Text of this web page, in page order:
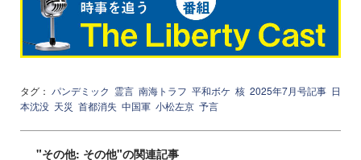
タグ： パンデミック 霊言 南海トラフ 平和ボケ 核 2025年7月号記事 日
本沈没 天災 首都消失 中国軍 小松左京 予言
"その他: その他"の関連記事